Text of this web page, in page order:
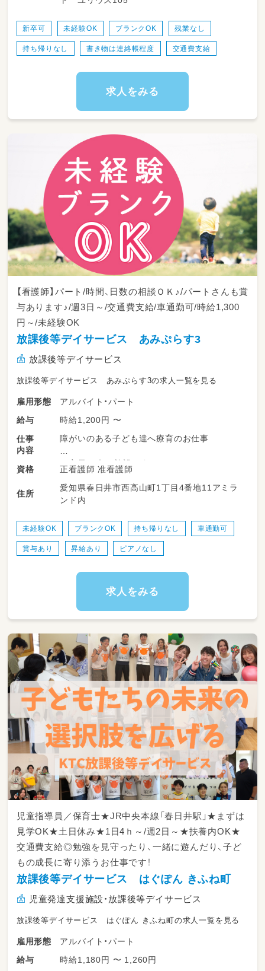
新卒可 未経験OK ブランクOK 残業なし
持ち帰りなし 書き物は連絡帳程度 交通費支給
求人をみる
【看護師】パート/時間、日数の相談ＯＫ♪/パートさんも賞
与あります♪/週3日～/交通費支給/車通勤可/時給1,300
円～/未経験OK
放課後等デイサービス あみぷらす3
放課後等デイサービス
放課後等デイサービス あみぷらす3の求人一覧を見る
雇用形態
アルバイト・パート
給与
時給1,200円 〜
仕事
内容
障がいのある子ども達へ療育のお仕事
＊定員10名の施設です
＊未経験やブランクのある方大歓迎です
＊幅広い年齢の方がご活躍されています！
資格 正看護師 准看護師
住所
愛知県春日井市西高山町1丁目4番地11アミラ
ンド内
未経験OK ブランクOK 持ち帰りなし 車通勤可
賞与あり 昇給あり ピアノなし
求人をみる
児童指導員／保育士★JR中央本線「春日井駅」★まずは
見学OK★土日休み★1日4ｈ～/週2日～★扶養内OK★
交通費支給◎勉強を見守ったり、一緒に遊んだり、子ど
もの成長に寄り添うお仕事です！
放課後等デイサービス はぐぽん きふね町
児童発達支援施設・放課後等デイサービス
放課後等デイサービス はぐぽん きふね町の求人一覧を見る
雇用形態
アルバイト・パート
給与
時給1,180円 〜 1,260円